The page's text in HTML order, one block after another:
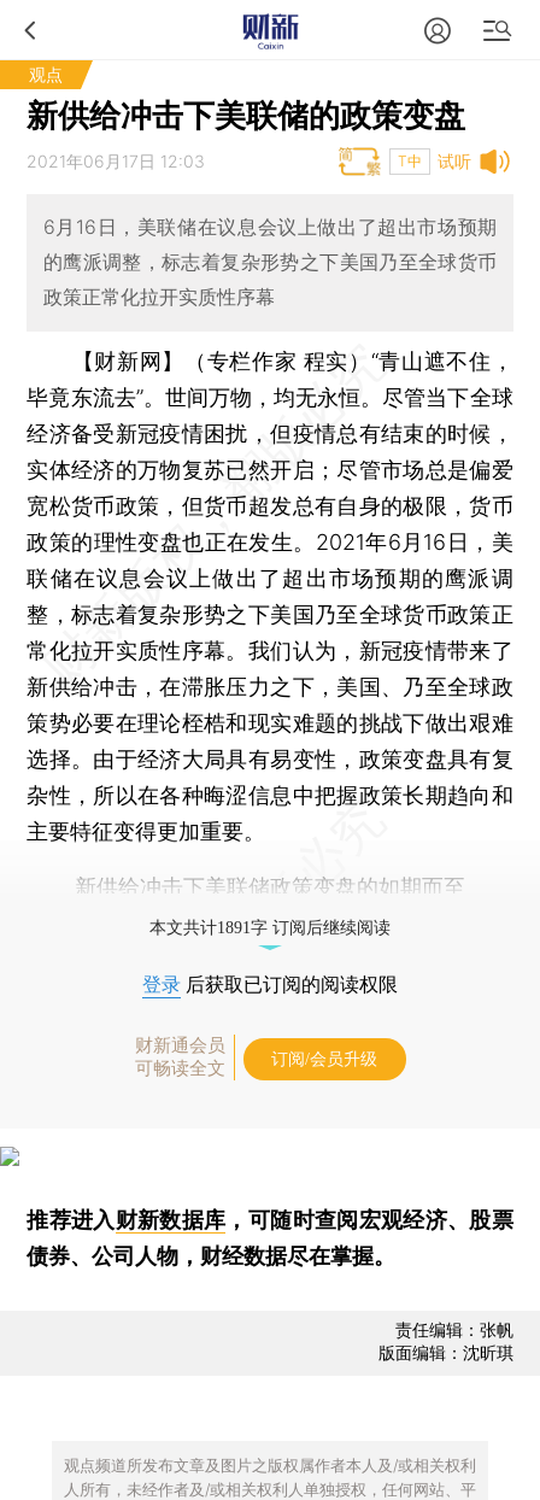
观点
新供给冲击下美联储的政策变盘
试听
2021年06月17日 12:03 T中
6月16日，美联储在议息会议上做出了超出市场预期
的鹰派调整，标志着复杂形势之下美国乃至全球货币
政策正常化拉开实质性序幕
【财新网】（专栏作家 程实） “青山遮不住，
毕竟东流去”。世间万物，均无永恒。尽管当下全球
经济备受新冠疫情困扰，但疫情总有结束的时候，
实体经济的万物复苏已然开启；尽管市场总是偏爱
宽松货币政策，但货币超发总有自身的极限，货币
政策的理性变盘也正在发生。2021年6月16日，美
联储在议息会议上做出了超出市场预期的鹰派调
整，标志着复杂形势之下美国乃至全球货币政策正
常化拉开实质性序幕。我们认为，新冠疫情带来了
新供给冲击，在滞胀压力之下，美国、乃至全球政
策势必要在理论桎梏和现实难题的挑战下做出艰难
选择。由于经济大局具有易变性，政策变盘具有复
杂性，所以在各种晦涩信息中把握政策长期趋向和
主要特征变得更加重要。
新供给冲击下美联储政策变盘的如期而至
本文共计1891字 订阅后继续阅读
登录 后获取已订阅的阅读权限
财新通会员
可畅读全文
订阅/会员升级
推荐进入财新数据库 ，可随时查阅宏观经济、股票
债券、公司人物，财经数据尽在掌握。
责任编辑：张帆
版面编辑：沈昕琪
观点频道所发布文章及图片之版权属作者本人及/或相关权利
人所有，未经作者及/或相关权利人单独授权，任何网站、平